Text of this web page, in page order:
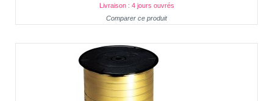
Livraison : 4 jours ouvrés
Comparer ce produit